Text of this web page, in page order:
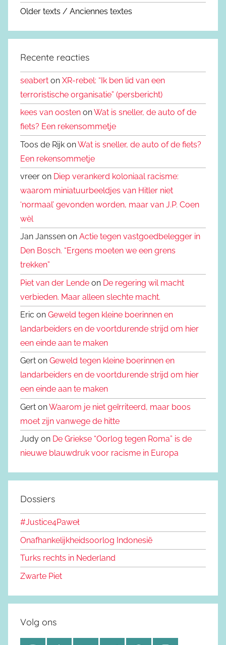
Older texts / Anciennes textes
Recente reacties
seabert on XR-rebel: “Ik ben lid van een
terroristische organisatie” (persbericht)
kees van oosten onWat is sneller, de auto of de
fiets? Een rekensommetje
Toos de Rijk onWat is sneller, de auto of de fiets?
Een rekensommetje
vreer on Diep verankerd koloniaal racisme:
waarom miniatuurbeeldjes van Hitler niet
‘normaal’ gevonden worden, maar van J.P. Coen
wèl
Jan Janssen on Actie tegen vastgoedbelegger in
Den Bosch. “Ergens moeten we een grens
trekken”
Piet van der Lende on De regering wil macht
verbieden. Maar alleen slechte macht.
Eric on Geweld tegen kleine boerinnen en
landarbeiders en de voortdurende strijd om hier
een einde aan te maken
Gert on Geweld tegen kleine boerinnen en
landarbeiders en de voortdurende strijd om hier
een einde aan te maken
Gert onWaarom je niet geïrriteerd, maar boos
moet zijn vanwege de hitte
Judy on De Griekse “Oorlog tegen Roma” is de
nieuwe blauwdruk voor racisme in Europa
Dossiers
#Justice4Paweł
Onafhankelijkheidsoorlog Indonesië
Turks rechts in Nederland
Zwarte Piet
Volg ons